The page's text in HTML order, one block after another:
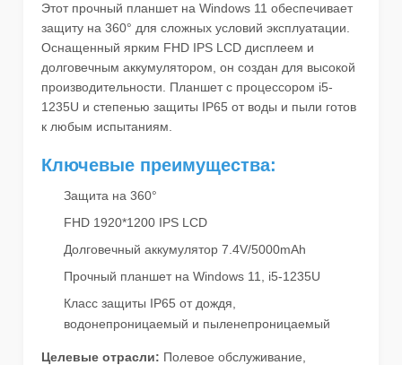
Этот прочный планшет на Windows 11 обеспечивает
защиту на 360° для сложных условий эксплуатации.
Оснащенный ярким FHD IPS LCD дисплеем и
долговечным аккумулятором, он создан для высокой
производительности. Планшет с процессором i5-
1235U и степенью защиты IP65 от воды и пыли готов
к любым испытаниям.
Ключевые преимущества:
Защита на 360°
FHD 1920*1200 IPS LCD
Долговечный аккумулятор 7.4V/5000mAh
Прочный планшет на Windows 11, i5-1235U
Класс защиты IP65 от дождя,
водонепроницаемый и пыленепроницаемый
Целевые отрасли: Полевое обслуживание,